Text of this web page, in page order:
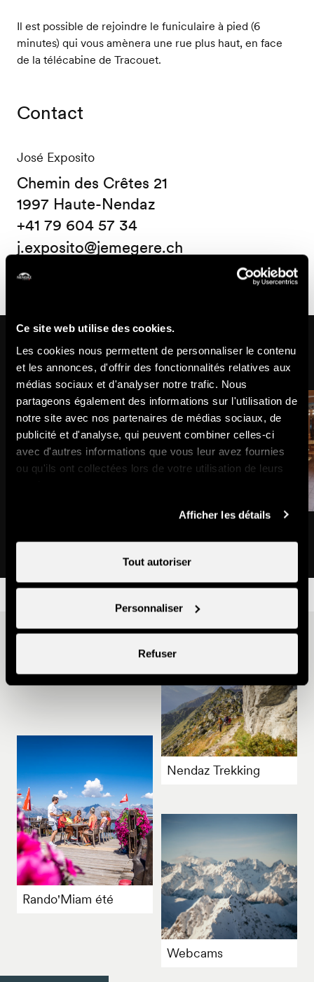
Ce site web utilise des cookies.
Les cookies nous permettent de personnaliser le contenu
et les annonces, d'offrir des fonctionnalités relatives aux
médias sociaux et d'analyser notre trafic. Nous
partageons également des informations sur l'utilisation de
notre site avec nos partenaires de médias sociaux, de
publicité et d'analyse, qui peuvent combiner celles-ci
avec d'autres informations que vous leur avez fournies
ou qu'ils ont collectées lors de votre utilisation de leurs
Afficher les détails
Tout autoriser
Personnaliser
Refuser
Il est possible de rejoindre le funiculaire à pied (6
minutes) qui vous amènera une rue plus haut, en face
de la télécabine de Tracouet.
Contact
José Exposito
Chemin des Crêtes 21
1997 Haute-Nendaz
+41 79 604 57 34
j.exposito@jemegere.ch
Pourrait aussi vous intéresser
Cabane
Cabane
Nendaz Trekking
Rando'Miam été
Webcams